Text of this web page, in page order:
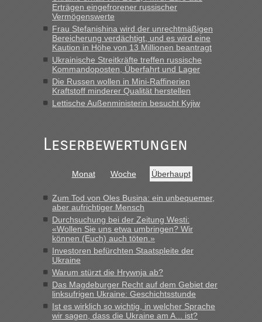
Erträgen eingefrorener russischer
Vermögenswerte
Frau Stefanishina wird der unrechtmäßigen
Bereicherung verdächtigt, und es wird eine
Kaution in Höhe von 13 Millionen beantragt
Ukrainische Streitkräfte treffen russische
Kommandoposten, Überfahrt und Lager
Die Russen wollen in Mini-Raffinerien
Kraftstoff minderer Qualität herstellen
Lettische Außenministerin besucht Kyjiw
Leserbewertungen
Monat Woche Überhaupt
Zum Tod von Oles Busina: ein unbequemer,
aber aufrichtiger Mensch
Durchsuchung bei der Zeitung Westi:
«Wollen Sie uns etwa umbringen? Wir
können (Euch) auch töten.»
Investoren befürchten Staatspleite der
Ukraine
Warum stürzt die Hrywnja ab?
Das Magdeburger Recht auf dem Gebiet der
linksufrigen Ukraine: Geschichtsstunde
Ist es wirklich so wichtig, in welcher Sprache
wir sagen, dass die Ukraine am A... ist?